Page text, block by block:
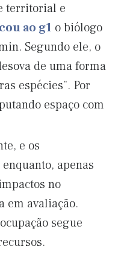
territorial e
ao g1 o biólogo
Segundo ele, o
de uma forma
espécies”. Por
espaço com
e os
apenas
no
em avaliação.
segue